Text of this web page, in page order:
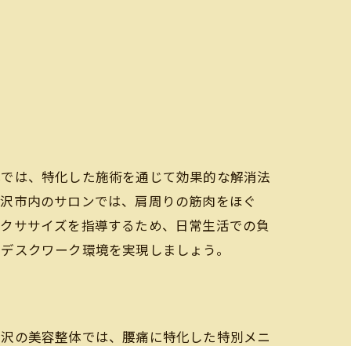
は、特化した施術を通じて効果的な解消法
市内のサロンでは、肩周りの筋肉をほぐ
ササイズを指導するため、日常生活での負
スクワーク環境を実現しましょう。
の美容整体では、腰痛に特化した特別メニ